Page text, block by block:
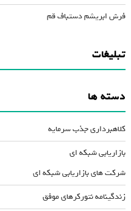
فرش ابریشم دستباف قم
تبلیغات
دسته ها
کلاهبرداری جذب سرمایه
بازاریابی شبکه ای
شرکت های بازاریابی شبکه ای
زندگینامه نتورکرهای موفق